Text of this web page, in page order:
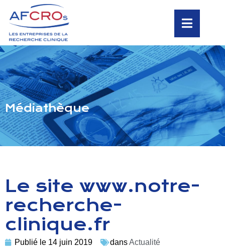
Médiathèque
Le site www.notre-
recherche-
clinique.fr
Publié le 14 juin 2019 dansActualité